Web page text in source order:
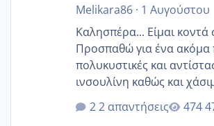
Melikara86· 1 Αυγούστου
Καλησπέρα... Είμαι κοντά
Προσπαθώ για ένα ακόμα
πολυκυστικές και
ινσουλίνη καθώς και
κιλά παραπάνω και όσο κ
δεν χάνω εύκολα! Προσπαθώ για ακόμη
2 απαντήσεις